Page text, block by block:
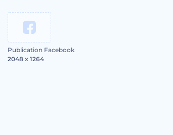
Publication Facebook
2048 x 1264